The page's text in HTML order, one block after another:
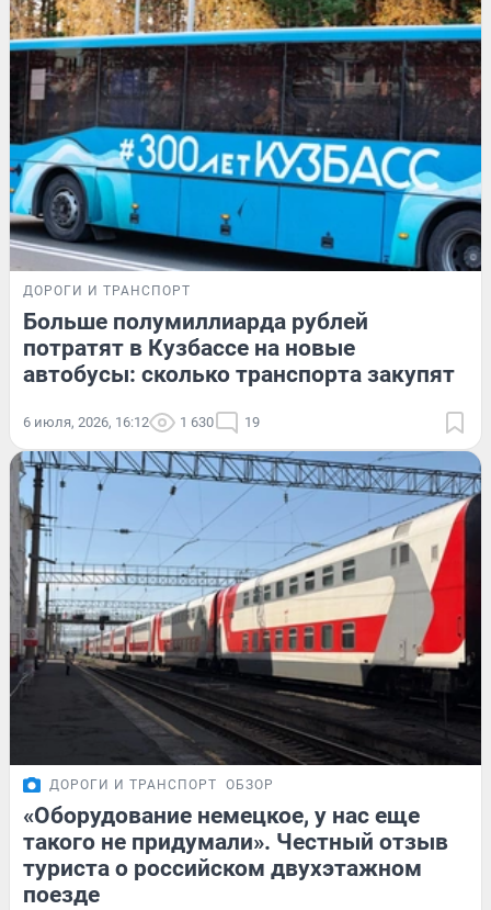
ДОРОГИ И ТРАНСПОРТ
Больше полумиллиарда рублей
потратят в Кузбассе на новые
автобусы: сколько транспорта закупят
6 июля, 2026, 16:12 1 630 19
ДОРОГИ И ТРАНСПОРТ ОБЗОР
«Оборудование немецкое, у нас еще
такого не придумали». Честный отзыв
туриста о российском двухэтажном
поезде